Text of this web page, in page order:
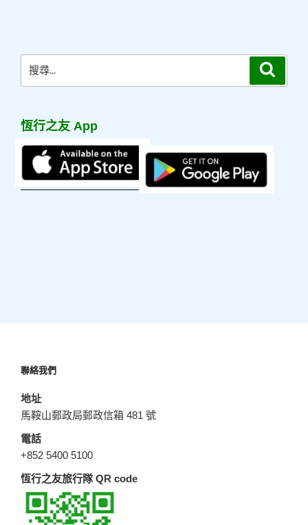
尋
字:
恆行之友 App
聯絡我們
地址
馬鞍山郵政局郵政信箱 481 號
電話
+852 5400 5100
恆行之友旅行隊 QR code